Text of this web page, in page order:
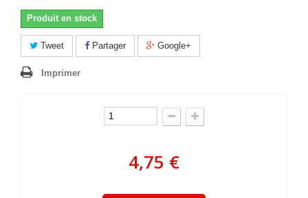
Produit en stock
Tweet Partager Google+
Imprimer
4,75 €